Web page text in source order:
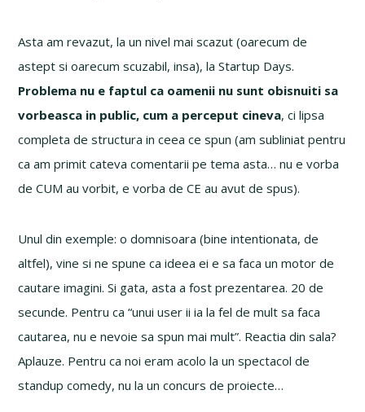
Asta am revazut, la un nivel mai scazut (oarecum de
astept si oarecum scuzabil, insa), la Startup Days.
Problema nu e faptul ca oamenii nu sunt obisnuiti sa
vorbeasca in public, cum a perceput cineva, ci lipsa
completa de structura in ceea ce spun (am subliniat pentru
ca am primit cateva comentarii pe tema asta… nu e vorba
de CUM au vorbit, e vorba de CE au avut de spus).
Unul din exemple: o domnisoara (bine intentionata, de
altfel), vine si ne spune ca ideea ei e sa faca un motor de
cautare imagini. Si gata, asta a fost prezentarea. 20 de
secunde. Pentru ca “unui user ii ia la fel de mult sa faca
cautarea, nu e nevoie sa spun mai mult”. Reactia din sala?
Aplauze. Pentru ca noi eram acolo la un spectacol de
standup comedy, nu la un concurs de proiecte…